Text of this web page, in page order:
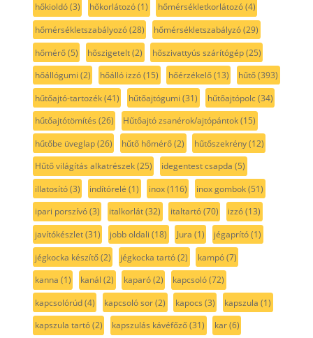
hőkioldó(3) hőkorlátozó(1) hőmérsékletkorlátozó(4)
hőmérsékletszabályozó(28) hőmérsékletszabályzó(29)
hőmérő(5) hőszigetelt(2) hőszivattyús szárítógép(25)
hőállógumi (2) hőálló izzó(15) hőérzékelő(13) hűtő(393)
hűtőajtó-tartozék(41) hűtőajtógumi (31) hűtőajtópolc(34)
hűtőajtótömítés (26) Hűtőajtó zsanérok/ajtópántok(15)
hűtőbe üveglap(26) hűtő hőmérő(2) hűtőszekrény(12)
Hűtő világítás alkatrészek(25) idegentest csapda (5)
illatosító(3) indítórelé (1) inox(116) inox gombok(51)
ipari porszívó(3) italkorlát(32) italtartó(70) izzó(13)
javítókészlet(31) jobb oldali (18) Jura (1) jégaprító(1)
jégkocka készítő(2) jégkocka tartó(2) kampó(7)
kanna (1) kanál (2) kaparó(2) kapcsoló(72)
kapcsolórúd(4) kapcsoló sor(2) kapocs (3) kapszula (1)
kapszula tartó(2) kapszulás kávéfőző(31) kar(6)